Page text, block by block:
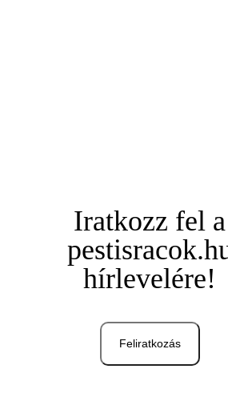
Iratkozz fel a
hírlevelére!
Feliratkozás